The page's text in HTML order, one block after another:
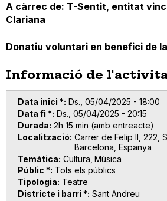
A càrrec de: T-Sentit, entitat
Clariana
Donatiu voluntari en benefici de
Informació de
Data inici * Ds., 05/04/2025 - 18:00
Data fi * Ds., 05/04/2025 - 20:15
Durada 2h 15 min (amb entreacte)
Localització Carrer de Felip II, 222,
Barcelona, Espanya
Temàtica Cultura Música
Públic * Tots els públics
Tipologia Teatre
Districte i barri * Sant Andreu